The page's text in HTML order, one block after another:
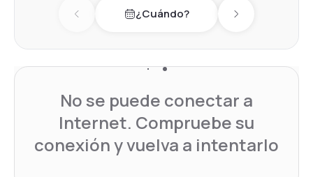
Previous day¿Cuándo? Next day
No se puede conectar a
Internet. Compruebe su
conexión y vuelva a intentarlo